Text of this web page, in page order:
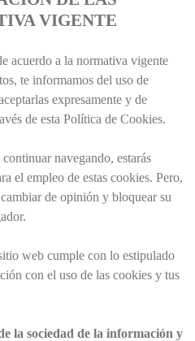
VIGENTE
acuerdo a la normativa vigente
te informamos del uso de
expresamente y de
de esta Política de Cookies.
navegando, estarás
el empleo de estas cookies. Pero,
de opinión y bloquear su
web cumple con lo estipulado
con el uso de las cookies y tus
la sociedad de la información y